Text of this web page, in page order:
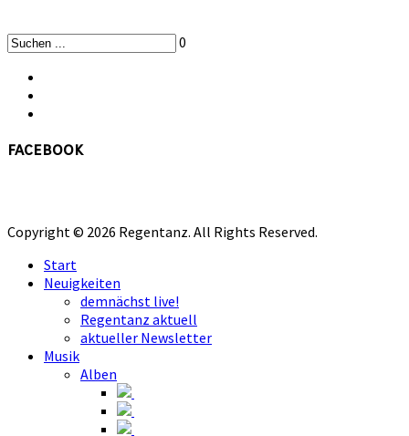
0
facebook
Copyright © 2026 Regentanz. All Rights Reserved.
Start
Neuigkeiten
demnächst live!
Regentanz aktuell
aktueller Newsletter
Musik
Alben